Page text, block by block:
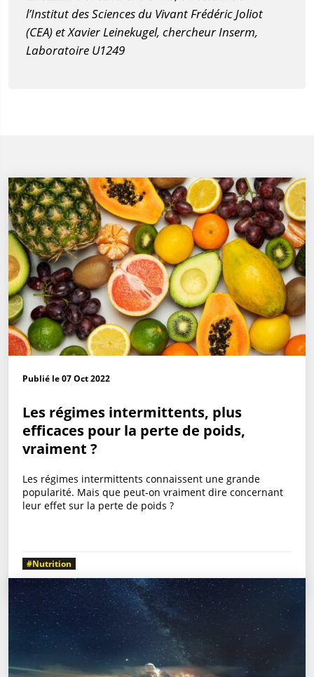
l’Institut des Sciences du Vivant Frédéric Joliot
(CEA) et Xavier Leinekugel, chercheur Inserm,
Laboratoire U1249
Publié le 07 Oct 2022
Les régimes intermittents, plus
efficaces pour la perte de poids,
vraiment ?
Les régimes intermittents connaissent une grande
popularité. Mais que peut-on vraiment dire concernant
leur effet sur la perte de poids ?
#Nutrition